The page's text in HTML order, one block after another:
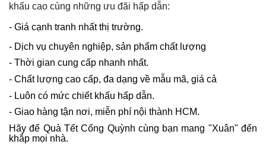
khấu cao cùng những ưu đãi hấp dẫn:
- Giá cạnh tranh nhất thị trường.
- Dịch vụ chuyên nghiệp, sản phẩm chất lượng
- Thời gian cung cấp nhanh nhất.
- Chất lượng cao cấp, đa dạng về mẫu mã, giá cả
- Luôn có mức chiết khấu hấp dẫn.
- Giao hàng tận nơi, miễn phí nội thành HCM.
Hãy để Quà Tết Cống Quỳnh cùng bạn mang "Xuân" đến
khắp mọi nhà.